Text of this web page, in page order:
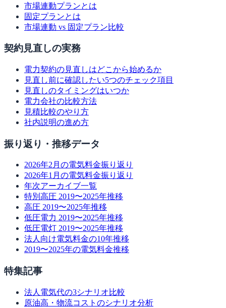
市場連動プランとは
固定プランとは
市場連動 vs 固定プラン比較
契約見直しの実務
電力契約の見直しはどこから始めるか
見直し前に確認したい5つのチェック項目
見直しのタイミングはいつか
電力会社の比較方法
見積比較のやり方
社内説明の進め方
振り返り・推移データ
2026年2月の電気料金振り返り
2026年1月の電気料金振り返り
年次アーカイブ一覧
特別高圧 2019〜2025年推移
高圧 2019〜2025年推移
低圧電力 2019〜2025年推移
低圧電灯 2019〜2025年推移
法人向け電気料金の10年推移
2019〜2025年の電気料金推移
特集記事
法人電気代の3シナリオ比較
原油高・物流コストのシナリオ分析